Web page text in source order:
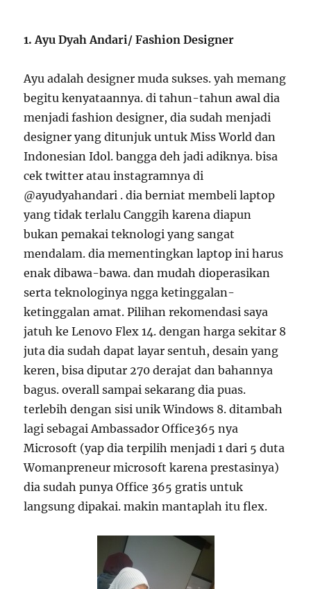
1. Ayu Dyah Andari/ Fashion Designer
Ayu adalah designer muda sukses. yah memang
begitu kenyataannya. di tahun-tahun awal dia
menjadi fashion designer, dia sudah menjadi
designer yang ditunjuk untuk Miss World dan
Indonesian Idol. bangga deh jadi adiknya. bisa
cek twitter atau instagramnya di
@ayudyahandari . dia berniat membeli laptop
yang tidak terlalu Canggih karena diapun
bukan pemakai teknologi yang sangat
mendalam. dia mementingkan laptop ini harus
enak dibawa-bawa. dan mudah dioperasikan
serta teknologinya ngga ketinggalan-
ketinggalan amat. Pilihan rekomendasi saya
jatuh ke Lenovo Flex 14. dengan harga sekitar 8
juta dia sudah dapat layar sentuh, desain yang
keren, bisa diputar 270 derajat dan bahannya
bagus. overall sampai sekarang dia puas.
terlebih dengan sisi unik Windows 8. ditambah
lagi sebagai Ambassador Office365 nya
Microsoft (yap dia terpilih menjadi 1 dari 5 duta
Womanpreneur microsoft karena prestasinya)
dia sudah punya Office 365 gratis untuk
langsung dipakai. makin mantaplah itu flex.